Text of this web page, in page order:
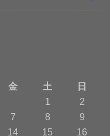
金 土
日
1
2
7 8
9
14 15 16